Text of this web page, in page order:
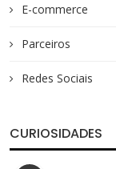
E-commerce
Parceiros
Redes Sociais
CURIOSIDADES